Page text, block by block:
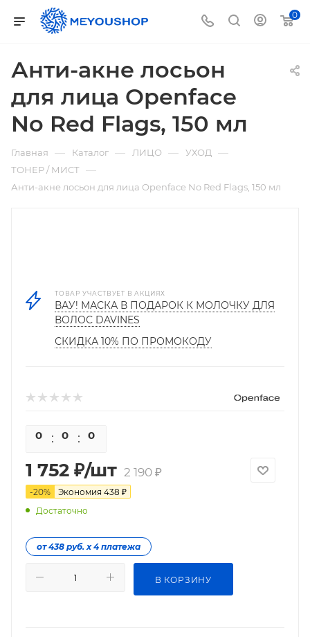
0
Анти-акне лосьон
для лица Openface
No Red Flags, 150 мл
Главная — Каталог — ЛИЦО — УХОД —
ТОНЕР / МИСТ —
Анти-акне лосьон для лица Openface No Red Flags, 150 мл
ТОВАР УЧАСТВУЕТ В АКЦИЯХ
ВАУ! МАСКА В ПОДАРОК К МОЛОЧКУ ДЛЯ
ВОЛОС DAVINES
СКИДКА 10% ПО ПРОМОКОДУ
0 0 0
1 752 ₽/шт 2 190₽
-20% Экономия 438 ₽
Достаточно
от 438 руб. х 4 платежа
В КОРЗИНУ